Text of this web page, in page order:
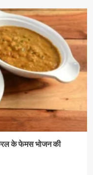
के फेमस भोजन की